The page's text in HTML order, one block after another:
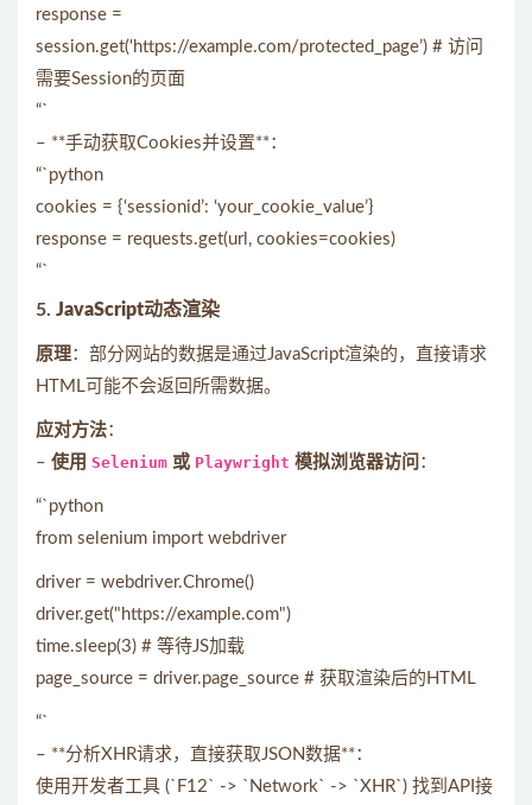
response =
session.get(‘https://example.com/protected_page’) # 访问
需要Session的页面
“`
– **手动获取Cookies并设置**：
“`python
cookies = {‘sessionid’: ‘your_cookie_value’}
response = requests.get(url, cookies=cookies)
“`
5. JavaScript动态渲染
原理：部分网站的数据是通过JavaScript渲染的，直接请求
HTML可能不会返回所需数据。
应对方法：
– 使用 Selenium 或 Playwright 模拟浏览器访问 ：
“`python
from selenium import webdriver
driver = webdriver.Chrome()
driver.get("https://example.com")
time.sleep(3) # 等待JS加载
page_source = driver.page_source # 获取渲染后的HTML
“`
– **分析XHR请求，直接获取JSON数据**：
使用开发者工具 (`F12` -> `Network` -> `XHR`) 找到API接